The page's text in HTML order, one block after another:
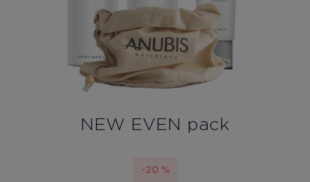
Бесплатная консультация
Вход/Регистрация
NEW EVEN pack
-20 %